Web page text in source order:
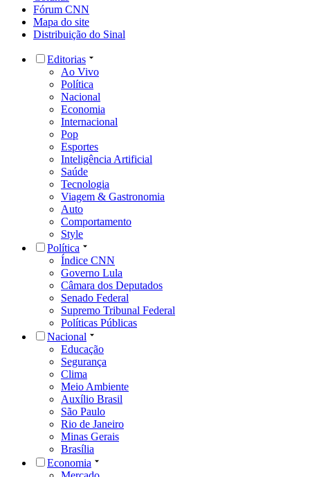
Fórum CNN
Mapa do site
Distribuição do Sinal
Editorias
Ao Vivo
Política
Nacional
Economia
Internacional
Pop
Esportes
Inteligência Artificial
Saúde
Tecnologia
Viagem & Gastronomia
Auto
Comportamento
Style
Política
Índice CNN
Governo Lula
Câmara dos Deputados
Senado Federal
Supremo Tribunal Federal
Políticas Públicas
Nacional
Educação
Segurança
Clima
Meio Ambiente
Auxílio Brasil
São Paulo
Rio de Janeiro
Minas Gerais
Brasília
Economia